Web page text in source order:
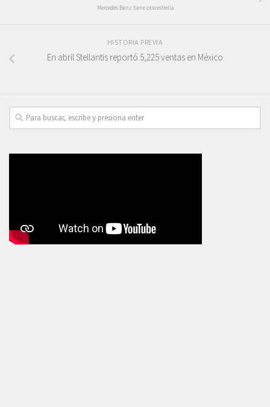
Mercedes Benz tiene otra estrella
HISTORIA PREVIA
En abril Stellantis reportó 5,225 ventas en México